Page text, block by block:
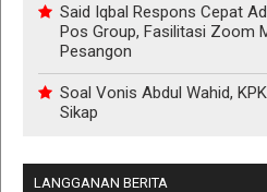
Said Iqbal Respons Cepat
Pos Group, Fasilitasi Zoom
Pesangon
Soal Vonis Abdul Wahid,
Sikap
LANGGANAN BERITA